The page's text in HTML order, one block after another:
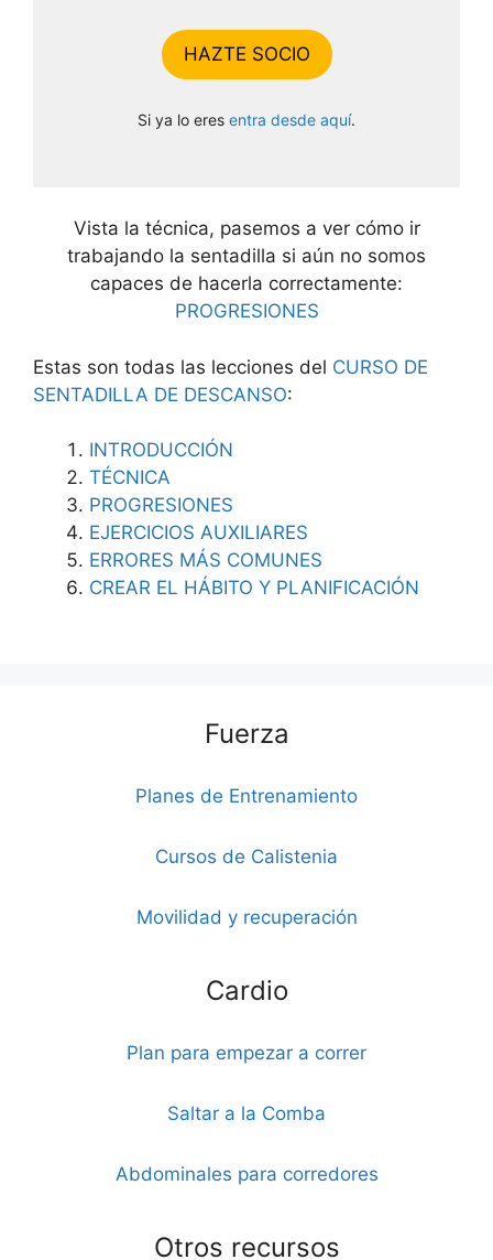
HAZTE SOCIO
Si ya lo eres entra desde aquí.
Vista la técnica, pasemos a ver cómo ir
trabajando la sentadilla si aún no somos
capaces de hacerla correctamente:
PROGRESIONES
Estas son todas las lecciones del CURSO DE
SENTADILLA DE DESCANSO:
INTRODUCCIÓN
TÉCNICA
PROGRESIONES
EJERCICIOS AUXILIARES
ERRORES MÁS COMUNES
CREAR EL HÁBITO Y PLANIFICACIÓN
Fuerza
Planes de Entrenamiento
Cursos de Calistenia
Movilidad y recuperación
Cardio
Plan para empezar a correr
Saltar a la Comba
Abdominales para corredores
Otros recursos